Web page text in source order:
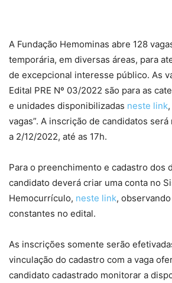
A Fundação Hemominas abre 128
temporária, em diversas áreas, para
de excepcional interesse público. As
Edital PRE Nº 03/2022 são para as
e unidades disponibilizadas neste link
vagas”. A inscrição de candidatos será
a 2/12/2022, até as 17h.
Para o preenchimento e cadastro dos
candidato deverá criar uma conta no
Hemocurrículo, neste link,
constantes no edital.
As inscrições somente serão
vinculação do cadastro com a vaga
candidato cadastrado monitorar a